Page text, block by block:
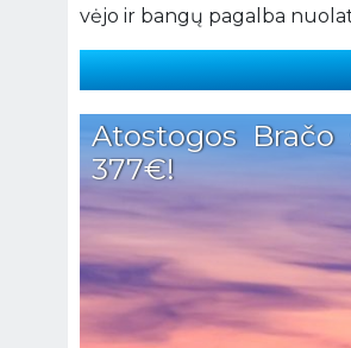
vėjo ir bangų pagalba
Atostogos
377€!